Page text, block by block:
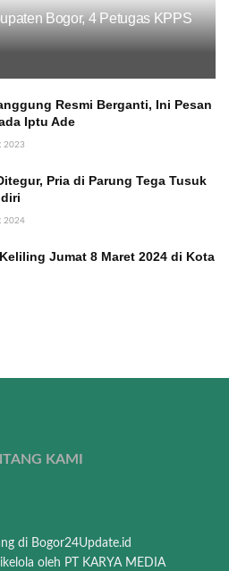
Bogor, 4 Petugas KPPS
Resmi Berganti, Ini Pesan
Iptu Ade
2023
Pria di Parung Tega Tusuk
2024
Jumat 8 Maret 2024 di Kota
KAMI
di Bogor24Update.id
oleh PT KARYA MEDIA